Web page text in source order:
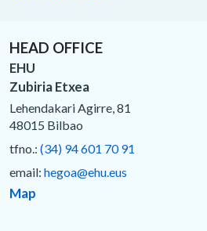
HEAD OFFICE
EHU
Zubiria Etxea
Lehendakari Agirre, 81
48015 Bilbao
tfno.: (34) 94 601 70 91
email: hegoa@ehu.eus
Map